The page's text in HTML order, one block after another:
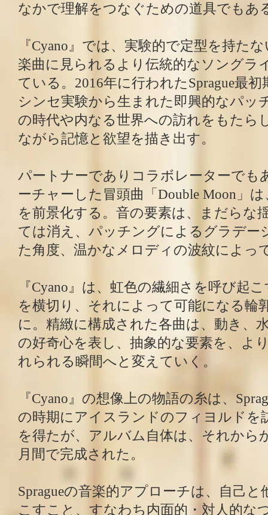
なかで理解をつなぐための道具でもあ
『Cyano』では、実験的で定型を持た
楽曲に見られるより伝統的なソングラ
ている。2016年に行われたSprague最
シンセ実験から生まれた即興的なパッ
の時代や内なる世界への訪れをもたら
ながら記憶と欲望を描き出す。
パートナーでありコラボレーターでも
ーチャーした冒頭曲「Double Moon」
を前景化する。音の要素は、まだらな
ては消え、パッチングによるグラデー
た角度、温かなメロディの波紋によっ
『Cyano』は、虹色の繊細さを呼び起
を横切り、それによって可能になる輪
に。精緻に構成された各曲は、動き、
の好奇心を表し、抽象的な要素を、よ
れられる瞬間へと変えていく。
『Cyano』の想像上の物語の糸は、
の時期にアイスランドのフィヨルドを
を得たが、アルバム自体は、それから
月間で完成された。
Spragueの音楽的アプローチは、自己
こすこと、すなわち内面的・対人的な